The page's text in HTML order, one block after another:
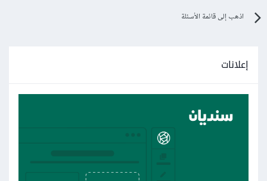
اذهب إلى قائمة الأسئلة
إعلانات